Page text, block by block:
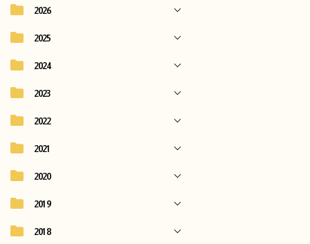
2026
2025
2024
2023
2022
2021
2020
2019
2018